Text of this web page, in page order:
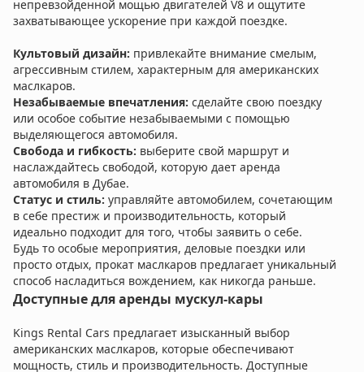
непревзойденной мощью двигателей V8 и ощутите
захватывающее ускорение при каждой поездке.
Культовый дизайн: привлекайте внимание смелым,
агрессивным стилем, характерным для американских
маслкаров.
Незабываемые впечатления: сделайте свою поездку
или особое событие незабываемыми с помощью
выделяющегося автомобиля.
Свобода и гибкость: выберите свой маршрут и
наслаждайтесь свободой, которую дает аренда
автомобиля в Дубае.
Статус и стиль: управляйте автомобилем, сочетающим
в себе престиж и производительность, который
идеально подходит для того, чтобы заявить о себе.
Будь то особые мероприятия, деловые поездки или
просто отдых, прокат маслкаров предлагает уникальный
способ насладиться вождением, как никогда раньше.
Доступные для аренды мускул-кары
Kings Rental Cars предлагает изысканный выбор
американских маслкаров, которые обеспечивают
мощность, стиль и производительность. Доступные